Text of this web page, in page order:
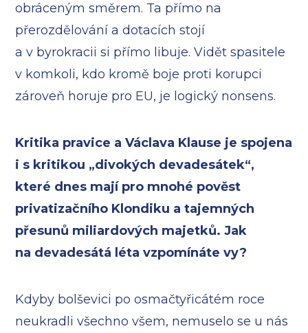
obráceným směrem. Ta přímo na
přerozdělování a dotacích stojí
a v byrokracii si přímo libuje. Vidět spasitele
v komkoli, kdo kromě boje proti korupci
zároveň horuje pro EU, je logický nonsens.
Kritika pravice a Václava Klause je spojena
i s kritikou „divokých devadesátek“,
které dnes mají pro mnohé pověst
privatizačního Klondiku a tajemných
přesunů miliardových majetků. Jak
na devadesátá léta vzpomínáte vy?
Kdyby bolševici po osmačtyřicátém roce
neukradli všechno všem, nemuselo se u nás